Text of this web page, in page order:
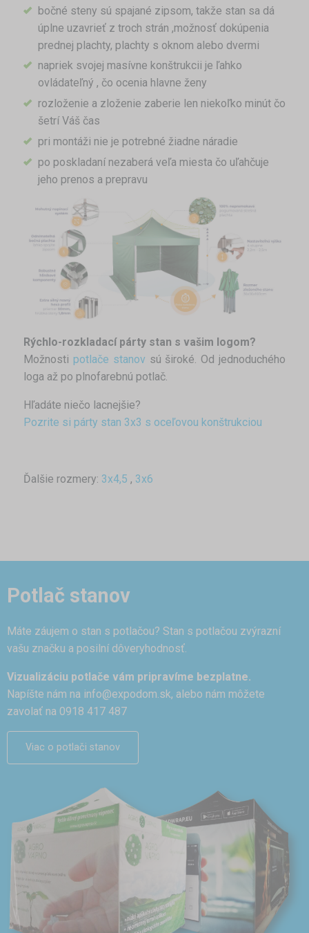
bočné steny sú spajané zipsom, takže stan sa dá
úplne uzavrieť z troch strán ,možnosť dokúpenia
prednej plachty, plachty s oknom alebo dvermi
napriek svojej masívne konštrukcii je ľahko
ovládateľný , čo ocenia hlavne ženy
rozloženie a zloženie zaberie len niekoľko minút čo
šetrí Váš čas
pri montáži nie je potrebné žiadne náradie
po poskladaní nezaberá veľa miesta čo uľahčuje
jeho prenos a prepravu
Rýchlo-rozkladací párty stan s vašim logom?
Možnosti potlače stanov sú široké. Od jednoduchého
loga až po plnofarebnú potlač.
Hľadáte niečo lacnejšie?
Pozrite si párty stan 3x3 s oceľovou konštrukciou
Ďalšie rozmery: 3x4,5 , 3x6
Potlač stanov
Máte záujem o stan s potlačou? Stan s potlačou zvýrazní
vašu značku a posilní dôveryhodnosť.
Vizualizáciu potlače vám pripravíme bezplatne.
Napíšte nám na info@expodom.sk, alebo nám môžete
zavolať na 0918 417 487
Viac o potlači stanov